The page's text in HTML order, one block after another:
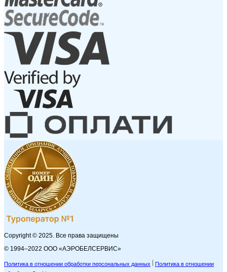
Copyright © 2025. Все права защищены
© 1994–2022 ООО «АЭРОБЕЛСЕРВИС»
Политика в отношении обработки персональных данных
Политика в отношении